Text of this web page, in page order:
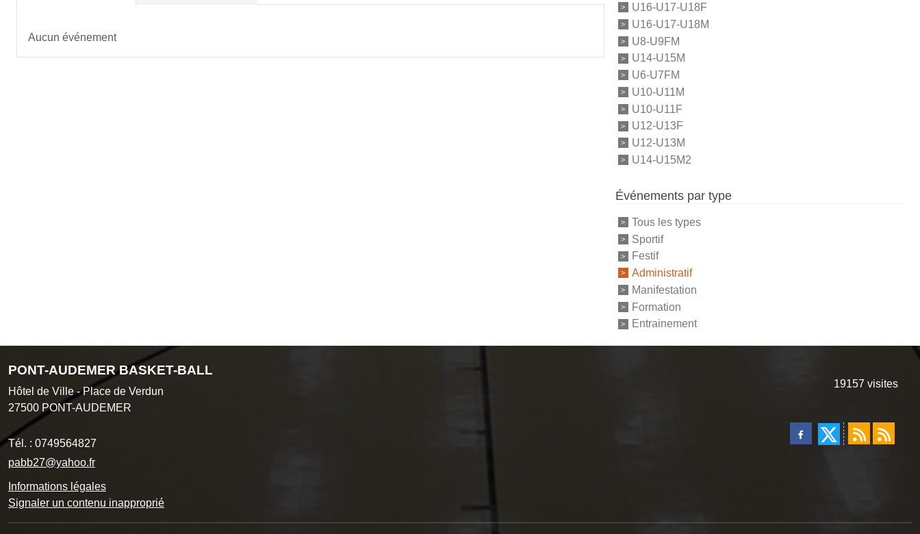
Aucun événement
U16-U17-U18F
U16-U17-U18M
U8-U9FM
U14-U15M
U6-U7FM
U10-U11M
U10-U11F
U12-U13F
U12-U13M
U14-U15M2
Événements par type
Tous les types
Sportif
Festif
Administratif
Manifestation
Formation
Entrainement
PONT-AUDEMER BASKET-BALL
Hôtel de Ville - Place de Verdun
27500 PONT-AUDEMER
Tél. : 0749564827
pabb27@yahoo.fr
Informations légales
Signaler un contenu inapproprié
19157 visites